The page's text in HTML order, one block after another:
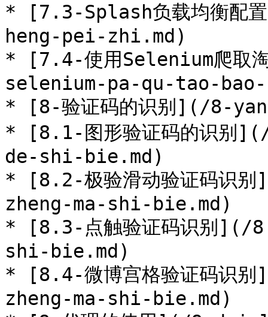
* [7.3-Splash负载均衡
heng-pei-zhi.md)
* [7.4-使用Selenium爬
selenium-pa-qu-tao-
* [8-验证码的识别](/8-
* [8.1-图形验证码的识别
de-shi-bie.md)
* [8.2-极验滑动验证码
zheng-ma-shi-bie.md)
* [8.3-点触验证码识别](/
shi-bie.md)
* [8.4-微博宫格验证码识
zheng-ma-shi-bie.md)